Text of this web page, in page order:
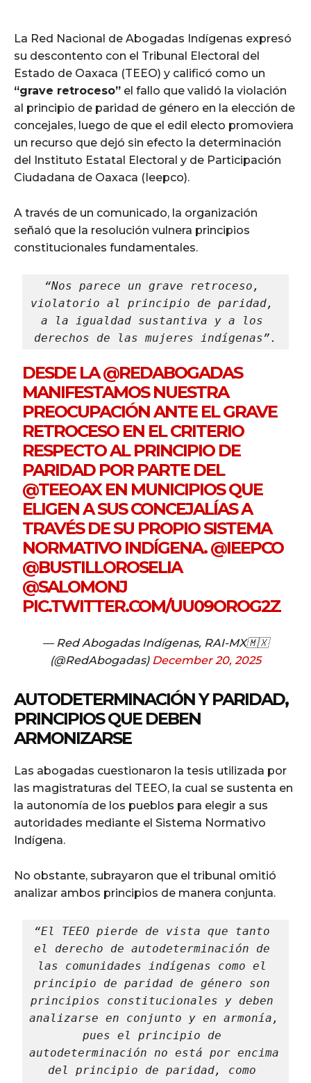
La Red Nacional de Abogadas Indígenas expresó
su descontento con el Tribunal Electoral del
Estado de Oaxaca (TEEO) y calificó como un
“grave retroceso” el fallo que validó la violación
al principio de paridad de género en la elección de
concejales, luego de que el edil electo promoviera
un recurso que dejó sin efecto la determinación
del Instituto Estatal Electoral y de Participación
Ciudadana de Oaxaca (Ieepco).
A través de un comunicado, la organización
señaló que la resolución vulnera principios
constitucionales fundamentales.
“Nos parece un grave retroceso,
violatorio al principio de paridad,
a la igualdad sustantiva y a los
derechos de las mujeres indígenas”.
DESDE LA@REDABOGADAS
MANIFESTAMOS NUESTRA
PREOCUPACIÓN ANTE EL GRAVE
RETROCESO EN EL CRITERIO
RESPECTO AL PRINCIPIO DE
PARIDAD POR PARTE DEL
@TEEOAXEN MUNICIPIOS QUE
ELIGEN A SUS CONCEJALÍAS A
TRAVÉS DE SU PROPIO SISTEMA
NORMATIVO INDÍGENA.@IEEPCO
@BUSTILLOROSELIA
@SALOMONJ
PIC.TWITTER.COM/UU09OROG2Z
— Red Abogadas Indígenas, RAI-MX🇲🇽
(@RedAbogadas) December 20, 2025
AUTODETERMINACIÓN Y PARIDAD,
PRINCIPIOS QUE DEBEN
ARMONIZARSE
Las abogadas cuestionaron la tesis utilizada por
las magistraturas del TEEO, la cual se sustenta en
la autonomía de los pueblos para elegir a sus
autoridades mediante el Sistema Normativo
Indígena.
No obstante, subrayaron que el tribunal omitió
analizar ambos principios de manera conjunta.
“El TEEO pierde de vista que tanto
el derecho de autodeterminación de
las comunidades indígenas como el
principio de paridad de género son
principios constitucionales y deben
analizarse en conjunto y en armonía,
pues el principio de
autodeterminación no está por encima
del principio de paridad, como